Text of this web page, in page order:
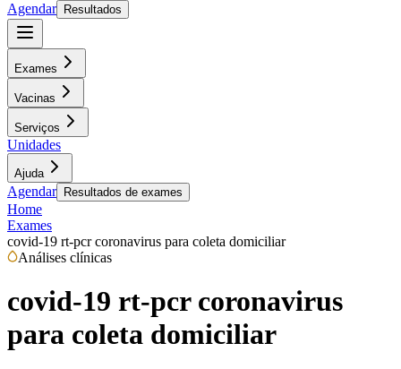
Agendar
Resultados
Exames
Vacinas
Serviços
Unidades
Ajuda
Agendar Resultados de exames
Home
Exames
covid-19 rt-pcr coronavirus para coleta domiciliar
Análises clínicas
covid-19 rt-pcr coronavirus
para coleta domiciliar